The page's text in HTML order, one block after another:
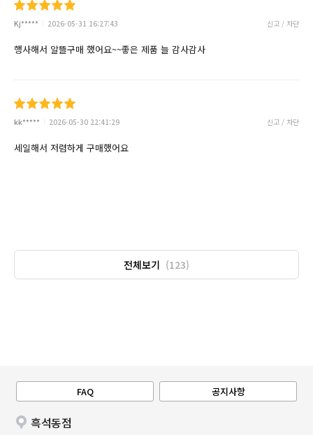
Kj***** 2026-05-31 16:27:43 신고 / 차단
행사해서 알뜰구매 했어요~~좋은 제품 늘 감사감사
kk***** 2026-05-30 22:41:29 신고 / 차단
세일해서 저렴하게 구매했어요
전체보기 (123)
FAQ 공지사항
흑석동점